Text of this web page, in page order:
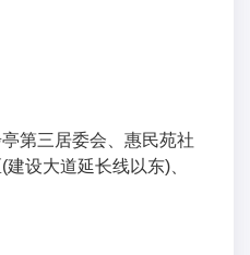
第三居委会、惠民苑社
设大道延长线以东)、